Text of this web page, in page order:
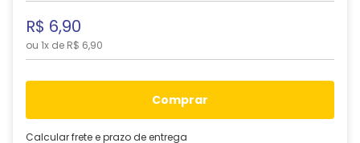
R$ 6,90
ou 1x de R$ 6,90
comprar
Calcular frete e prazo de entrega